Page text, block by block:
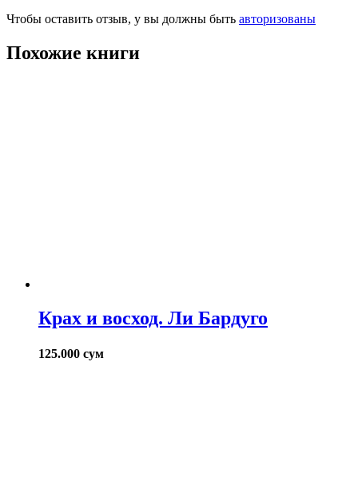
Чтобы оставить отзыв, у вы должны быть авторизованы
Похожие книги
Крах и восход. Ли Бардуго
125.000 сум